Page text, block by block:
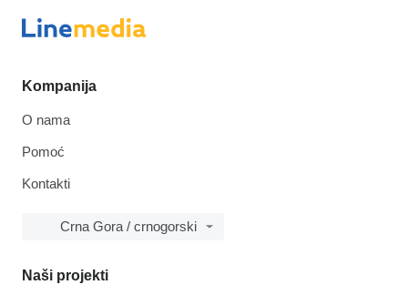
Kompanija
O nama
Pomoć
Kontakti
Crna Gora / crnogorski
Naši projekti